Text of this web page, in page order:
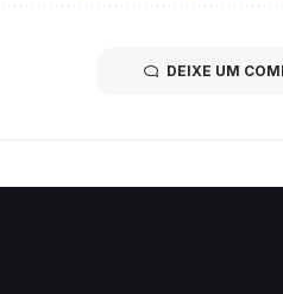
DEIXE UM